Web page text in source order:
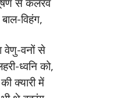
विहंग,
वेणु-वनों से
ध्वनि को,
क्यारी में